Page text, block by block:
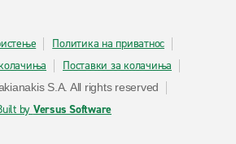
Политика на приватнос
Поставки за колачиња
S.A. All rights reserved
by Versus Software